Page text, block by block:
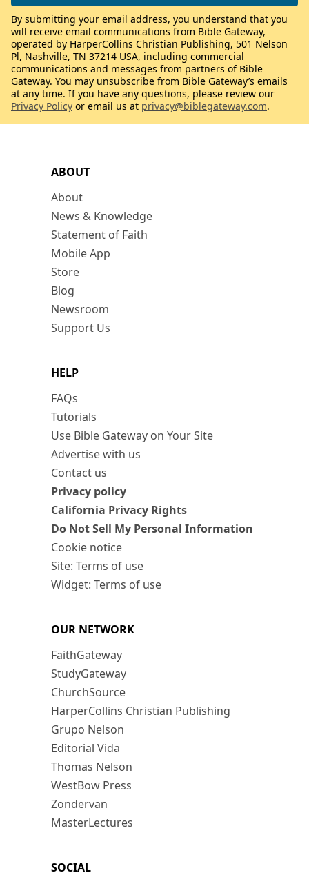
ABOUT
About
News & Knowledge
Statement of Faith
Mobile App
Store
Blog
Newsroom
Support Us
HELP
FAQs
Tutorials
Use Bible Gateway on Your Site
Advertise with us
Contact us
Privacy policy
California Privacy Rights
Do Not Sell My Personal Information
Cookie notice
Site: Terms of use
Widget: Terms of use
OUR NETWORK
FaithGateway
StudyGateway
ChurchSource
HarperCollins Christian Publishing
Grupo Nelson
Editorial Vida
Thomas Nelson
WestBow Press
Zondervan
MasterLectures
SOCIAL
By submitting your email address, you understand that you
will receive email communications from Bible Gateway,
operated by HarperCollins Christian Publishing, 501 Nelson
Pl, Nashville, TN 37214 USA, including commercial
communications and messages from partners of Bible
Gateway. You may unsubscribe from Bible Gateway’s emails
at any time. If you have any questions, please review our
Privacy Policy or email us at privacy@biblegateway.com.